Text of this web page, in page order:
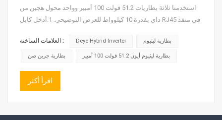
استخدمنا ثلاثة بطاريات 51.2 فولت 100 أمبير وواحد محول هجين من
داي بقدرة 10 كيلوواط للعرض التوضيحي. 1.أدخل كابل RJ45 في منفذ
RJ45 بمنفذ BMS الخاص بمحول Deye الهجين.2. قم بتشغيل
العلامات الساخنة : Deye Hybrid Inverter بطارية ليثيوم
بطارية جرين صن بطارية ليثيوم أيون 51.2 فولت 100 أمبير
اقرأ أكثر